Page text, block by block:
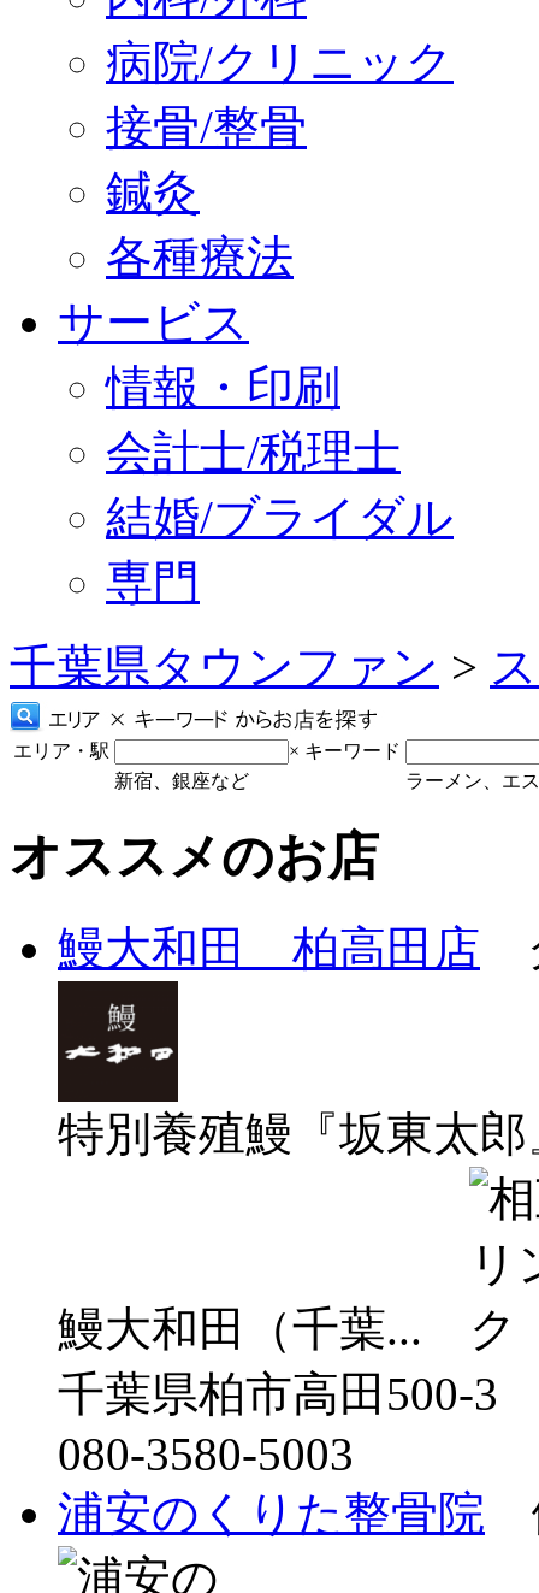
病院/クリニック
接骨/整骨
鍼灸
各種療法
サービス
情報・印刷
会計士/税理士
結婚/ブライダル
専門
千葉県タウンファン >
エリア・駅 × キーワード
新宿、銀座など
ラーメン、エ
オススメのお店
鰻大和田 柏高田店
特別養殖鰻『坂東太
鰻大和田（千葉...
千葉県柏市高田500-3
080-3580-5003
浦安のくりた整骨院